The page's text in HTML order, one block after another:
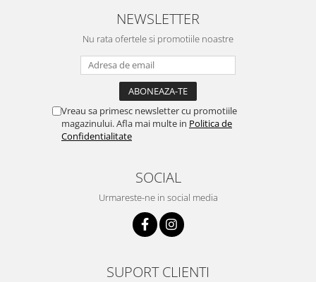
NEWSLETTER
Nu rata ofertele si promotiile noastre
Vreau sa primesc newsletter cu promotiile
magazinului. Afla mai multe in Politica de
Confidentialitate
SOCIAL
Urmareste-ne in social media
SUPORT CLIENTI